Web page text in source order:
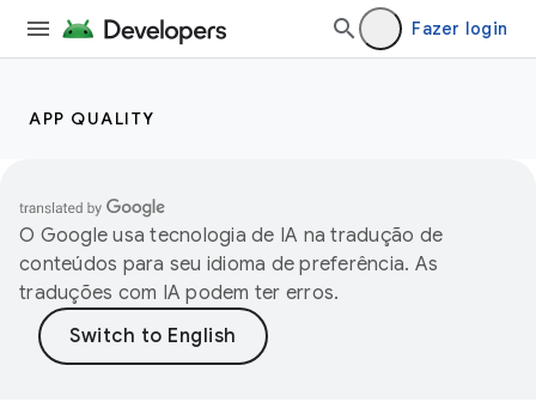
Fazer login
APP QUALITY
O Google usa tecnologia de IA na tradução de
conteúdos para seu idioma de preferência. As
traduções com IA podem ter erros.